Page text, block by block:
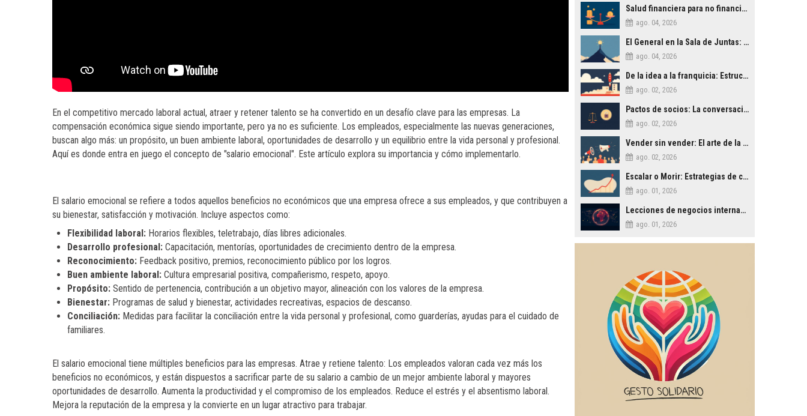
En el competitivo mercado laboral actual, atraer y retener talento se ha convertido en un desafío clave para las empresas. La
compensación económica sigue siendo importante, pero ya no es suficiente. Los empleados, especialmente las nuevas generaciones,
buscan algo más: un propósito, un buen ambiente laboral, oportunidades de desarrollo y un equilibrio entre la vida personal y profesional.
Aquí es donde entra en juego el concepto de "salario emocional". Este artículo explora su importancia y cómo implementarlo.
El salario emocional se refiere a todos aquellos beneficios no económicos que una empresa ofrece a sus empleados, y que contribuyen a
su bienestar, satisfacción y motivación. Incluye aspectos como:
Flexibilidad laboral: Horarios flexibles, teletrabajo, días libres adicionales.
Desarrollo profesional: Capacitación, mentorías, oportunidades de crecimiento dentro de la empresa.
Reconocimiento: Feedback positivo, premios, reconocimiento público por los logros.
Buen ambiente laboral: Cultura empresarial positiva, compañerismo, respeto, apoyo.
Propósito: Sentido de pertenencia, contribución a un objetivo mayor, alineación con los valores de la empresa.
Bienestar: Programas de salud y bienestar, actividades recreativas, espacios de descanso.
Conciliación: Medidas para facilitar la conciliación entre la vida personal y profesional, como guarderías, ayudas para el cuidado de
familiares.
El salario emocional tiene múltiples beneficios para las empresas. Atrae y retiene talento: Los empleados valoran cada vez más los
beneficios no económicos, y están dispuestos a sacrificar parte de su salario a cambio de un mejor ambiente laboral y mayores
oportunidades de desarrollo. Aumenta la productividad y el compromiso de los empleados. Reduce el estrés y el absentismo laboral.
Mejora la reputación de la empresa y la convierte en un lugar atractivo para trabajar.
Salud financiera para no financieros: Lo que tu contable no te explica
ago. 04, 2026
El General en la Sala de Juntas: Lecciones de Liderazgo Militar para la Empresa Civil
ago. 04, 2026
De la idea a la franquicia: Estructurando un modelo de negocio escalable
ago. 02, 2026
Pactos de socios: La conversación difícil que salva empresas
ago. 02, 2026
Vender sin vender: El arte de la persuasión ética en los negocios
ago. 02, 2026
Escalar o Morir: Estrategias de crecimiento agresivo para PYMES
ago. 01, 2026
Lecciones de negocios internacionales: Experiencias en Rusia, EE.UU. y España
ago. 01, 2026